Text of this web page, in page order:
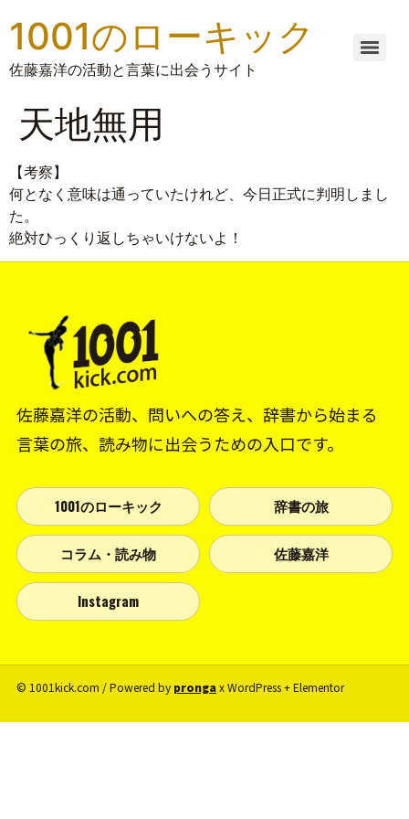
1001のローキック
佐藤嘉洋の活動と言葉に出会うサイト
天地無用
【考察】
何となく意味は通っていたけれど、今日正式に判明しまし
た。
絶対ひっくり返しちゃいけないよ！
佐藤嘉洋の活動、問いへの答え、辞書から始まる
言葉の旅、読み物に出会うための入口です。
1001のローキック 辞書の旅
コラム・読み物 佐藤嘉洋
Instagram
© 1001kick.com / Powered by prongax WordPress + Elementor